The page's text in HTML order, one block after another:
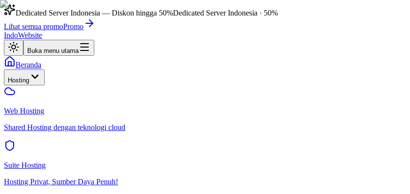
Dedicated Server Indonesia — Diskon hingga 50%Dedicated Server Indonesia · 50%
Lihat semua promoPromo
IndoWebsite
Buka menu utama
Beranda
Hosting
Web Hosting
Shared Hosting dengan teknologi cloud
Suite Hosting
Hosting Privat, Sumber Daya Penuh!